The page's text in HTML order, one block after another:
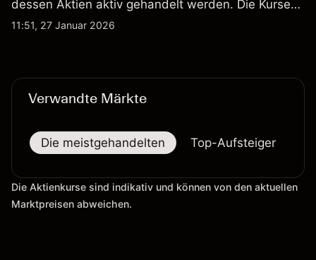
dessen Aktien aktiv gehandelt werden. Die Kurse
werden von Unternehmensergebnissen,
11:51, 27 Januar 2026
Verwandte Märkte
Die meistgehandelten Top-Aufsteiger
Die Aktienkurse sind indikativ und können von den aktuellen
Marktpreisen abweichen.